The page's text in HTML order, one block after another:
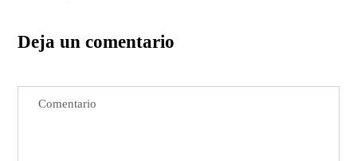
Deja un comentario